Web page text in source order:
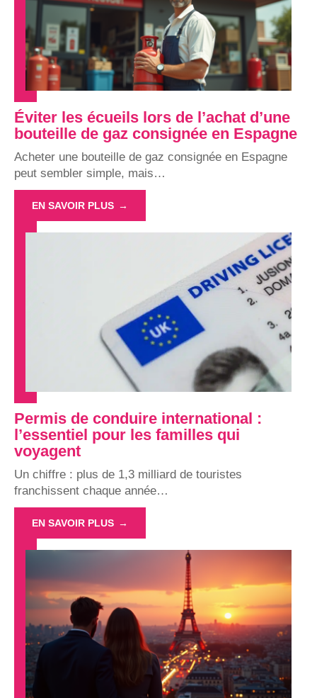
Éviter les écueils lors de l’achat d’une
bouteille de gaz consignée en Espagne
Acheter une bouteille de gaz consignée en Espagne
peut sembler simple, mais…
EN SAVOIR PLUS
Permis de conduire international :
l’essentiel pour les familles qui
voyagent
Un chiffre : plus de 1,3 milliard de touristes
franchissent chaque année…
EN SAVOIR PLUS